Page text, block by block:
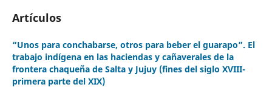
Artículos
“Unos para conchabarse, otros para beber el guarapo”. El
trabajo indígena en las haciendas y cañaverales de la
frontera chaqueña de Salta y Jujuy (fines del siglo XVIII-
primera parte del XIX)